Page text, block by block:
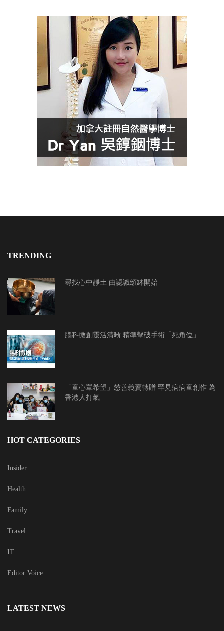
TRENDING
尋找心中靜土 由認識頌缽開始
腦科微創靈活清晰 精準擊破手術「死角位」
「童心罩希望」慈善義賣轉贈 罕見病病童創作 為
香港人打氣
HOT CATEGORIES
Insider
Health
Family
Travel
IT
Editor Voice
LATEST NEWS